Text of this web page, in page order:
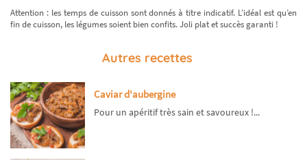
Attention : les temps de cuisson sont donnés à titre indicatif. L’idéal est qu’en
fin de cuisson, les légumes soient bien confits. Joli plat et succès garanti !
Autres recettes
Caviar d'aubergine
Pour un apéritif très sain et savoureux !...